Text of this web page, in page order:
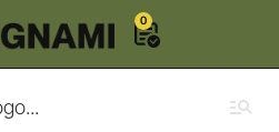
0